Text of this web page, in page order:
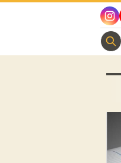
instagram
مسيحية